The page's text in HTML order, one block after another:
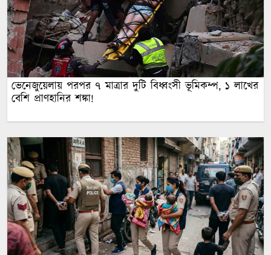
ভেনেজুয়েলায় পরপর ৭ মাত্রার দুটি বিধ্বংসী ভূমিকম্প, ১ লাখের
বেশি প্রাণহানির শঙ্কা!